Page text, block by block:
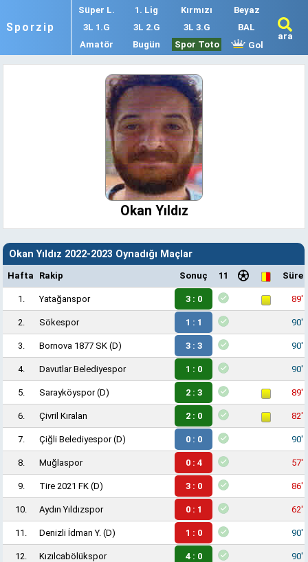
Sporzip
Süper L. 1. Lig Kırmızı
Beyaz
3L 1.G
3L 2.G 3L 3.G
BAL
Amatör
Bugün Spor Toto Gol
ara
Okan Yıldız
Okan Yıldız 2022-2023 Oynadığı Maçlar
Hafta Rakip Sonuç 11 Süre
1. Yatağanspor 3 : 0 89'
2. Sökespor 1 : 1 90'
3. Bornova 1877 SK (D) 3 : 3 90'
4. Davutlar Belediyespor 1 : 0 90'
5. Sarayköyspor(D) 2 : 3 89'
6. Çivril Kıralan 2 : 0 82'
7. Çiğli Belediyespor(D) 0 : 0 90'
8. Muğlaspor 0 : 4 57'
9. Tire 2021 FK (D) 3 : 0 86'
10. Aydın Yıldızspor 0 : 1 62'
11. Denizli İdman Y. (D) 1 : 0 90'
12. Kızılcabölükspor 4 : 0 90'